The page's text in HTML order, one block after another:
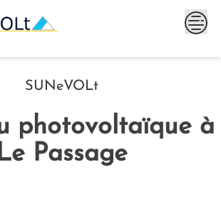
SUNeVOLt
photovoltaïque à
Passage